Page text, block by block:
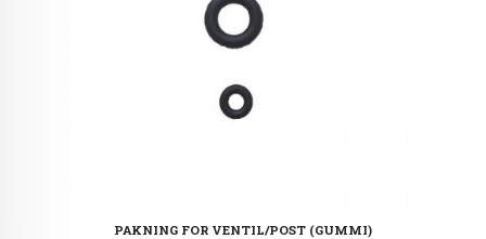
PAKNING FOR VENTIL/POST (GUMMI)